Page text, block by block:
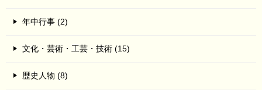
年中行事 (2)
文化・芸術・工芸・技術 (15)
歴史人物 (8)